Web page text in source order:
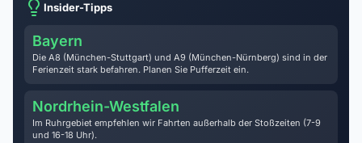
Insider-Tipps
Bayern
Die A8 (München-Stuttgart) und A9 (München-Nürnberg) sind in der
Ferienzeit stark befahren. Planen Sie Pufferzeit ein.
Nordrhein-Westfalen
Im Ruhrgebiet empfehlen wir Fahrten außerhalb der Stoßzeiten (7-9
und 16-18 Uhr).